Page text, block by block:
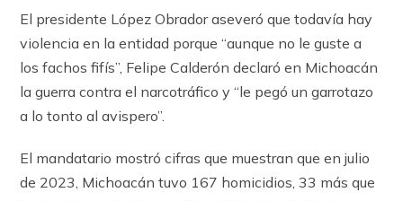
El presidente López Obrador aseveró que todavía hay
violencia en la entidad porque “aunque no le guste a
los fachos fifís”, Felipe Calderón declaró en Michoacán
la guerra contra el narcotráfico y “le pegó un garrotazo
a lo tonto al avispero”.
El mandatario mostró cifras que muestran que en julio
de 2023, Michoacán tuvo 167 homicidios, 33 más que